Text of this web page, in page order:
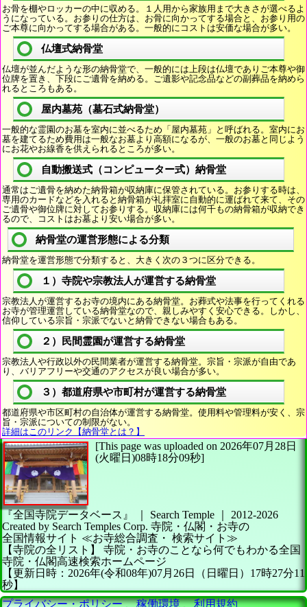
お骨を棚やロッカーの中に収める。１人用から家族用まで大きさが選べるよ
うになっている。お参りの仕方は、お骨に向かってする場合と、お参り用の
ご本尊に向かってする場合がある。一般的にコストは安価な場合が多い。
仏壇式納骨堂
仏壇が並んだような形の納骨堂で、一般的には上段は仏壇でありご本尊や御
位牌を置き、下段にご遺骨を納める。ご遺影や記念品などの副葬品を納めら
れるところもある。
屋内墓苑（墓石式納骨堂）
一般的な霊園のお墓を室内に並べるため「屋内墓苑」と呼ばれる。室内にお
墓を建てるため費用は一般なお墓より高額になるが、一般のお墓と同じよう
にお花やお線香を供えられるところが多い。
自動搬送式（コンピューター式）納骨堂
通常はご遺骨を納めた納骨箱が収納庫に保管されている。お参りする時は、
専用のカードなどを入れると納骨箱が礼拝室に自動的に運ばれて来て、その
ご遺骨や御位牌に対してお参りする。収納庫には何千もの納骨箱が収納でき
るので、コストはお墓より安い場合が多い。
納骨堂の運営形態による分類
納骨堂を運営形態で分類すると、大きく次の３つに区分できる。
１）寺院や宗教法人が運営する納骨堂
宗教法人が運営するお寺の境内にある納骨堂。お葬式や法事を行ってくれる
お寺が管理運営している納骨堂なので、親しみやすく安心できる。しかし、
信仰している宗旨・宗派でないと納骨できない場合もある。
２）民間霊園が運営する納骨堂
宗教法人や行政以外の民間業者が運営する納骨堂。宗旨・宗派が自由であ
り、バリアフリーや交通のアクセスが良い場合が多い。
３）都道府県や市町村が運営する納骨堂
都道府県や市区町村の自治体が運営する納骨堂。使用料や管理料が安く、宗
旨・宗派についての制限がない。
詳細はこのリンク【納骨堂とは？】
[This page was uploaded on 2026年07月28日
(火曜日)08時18分09秒]
『全国寺院データベース』 ｜ Search Temple
2012-2026
Created by Search Temples Corp. 寺院・仏閣・お寺の
全国情報サイト ≪お寺総合調査・ 検索サイト≫
【寺院の全リスト】
寺院・お寺のことなら何でもわかる全国
寺院・仏閣高速検索ホームページ
【更新日時：2026年(令和08年)07月26日（日曜日）17時27分11
秒】
プライバシー・ポリシー、稼働環境、利用規約